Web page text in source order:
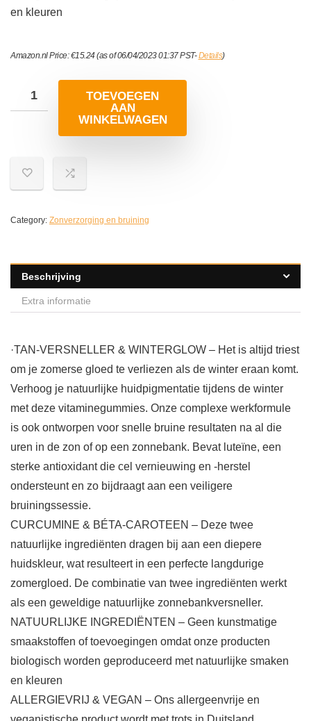
en kleuren
Amazon.nl Price:€15.24(as of 06/04/2023 01:37 PST-Details)
TOEVOEGEN
AAN
WINKELWAGEN
Category: Zonverzorging en bruining
Beschrijving
Extra informatie
·TAN-VERSNELLER & WINTERGLOW – Het is altijd triest
om je zomerse gloed te verliezen als de winter eraan komt.
Verhoog je natuurlijke huidpigmentatie tijdens de winter
met deze vitaminegummies. Onze complexe werkformule
is ook ontworpen voor snelle bruine resultaten na al die
uren in de zon of op een zonnebank. Bevat luteïne, een
sterke antioxidant die cel vernieuwing en -herstel
ondersteunt en zo bijdraagt ​​aan een veiligere
bruiningssessie.
CURCUMINE & BÉTA-CAROTEEN – Deze twee
natuurlijke ingrediënten dragen bij aan een diepere
huidskleur, wat resulteert in een perfecte langdurige
zomergloed. De combinatie van twee ingrediënten werkt
als een geweldige natuurlijke zonnebankversneller.
NATUURLIJKE INGREDIËNTEN – Geen kunstmatige
smaakstoffen of toevoegingen omdat onze producten
biologisch worden geproduceerd met natuurlijke smaken
en kleuren
ALLERGIEVRIJ & VEGAN – Ons allergeenvrije en